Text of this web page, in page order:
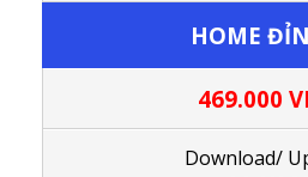
HOME
469.000
Download/